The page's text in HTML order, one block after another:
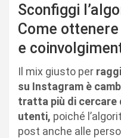
Sconfiggi
Come
e
Il mix giusto per
su Instagram è
tratta più di cercare
utenti, poiché
post anche alle